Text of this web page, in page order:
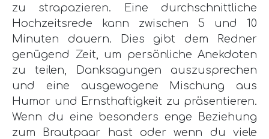
zu strapazieren. Eine durchschnittliche
Hochzeitsrede kann zwischen 5 und 10
Minuten dauern. Dies gibt dem Redner
genügend Zeit, um persönliche Anekdoten
zu teilen, Danksagungen auszusprechen
und eine ausgewogene Mischung aus
Humor und Ernsthaftigkeit zu präsentieren.
Wenn du eine besonders enge Beziehung
zum Brautpaar hast oder wenn du viele